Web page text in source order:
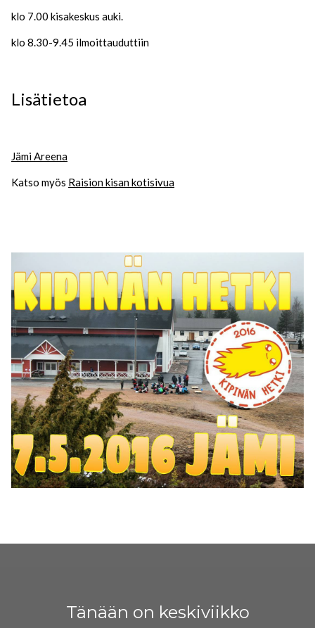
klo 7.00 kisakeskus auki.
klo 8.30-9.45 ilmoittauduttiin
Lisätietoa
Jämi Areena
Katso myös Raision kisan kotisivua
Tänään on keskiviikko